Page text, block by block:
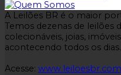
A Leilões BR é o maior
Temos dezenas de leilões
colecionáveis, joias,
acontecendo todos os
Acesse: